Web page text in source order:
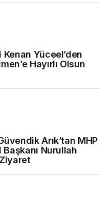
Kenan Yüceel’den
Hayırlı Olsun
Arık’tan MHP
Başkanı Nurullah